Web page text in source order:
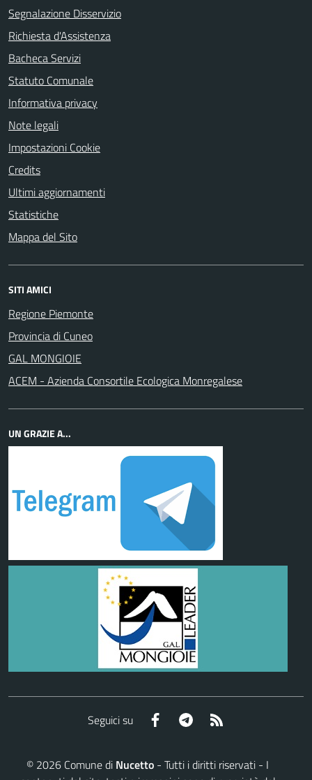
Segnalazione Disservizio
Richiesta d'Assistenza
Bacheca Servizi
Statuto Comunale
Informativa privacy
Note legali
Impostazioni Cookie
Credits
Ultimi aggiornamenti
Statistiche
Mappa del Sito
SITI AMICI
Regione Piemonte
Provincia di Cuneo
GAL MONGIOIE
ACEM - Azienda Consortile Ecologica Monregalese
UN GRAZIE A...
Seguici su Facebook Telegram
© 2026 Comune di Nucetto - Tutti i diritti riservati - I